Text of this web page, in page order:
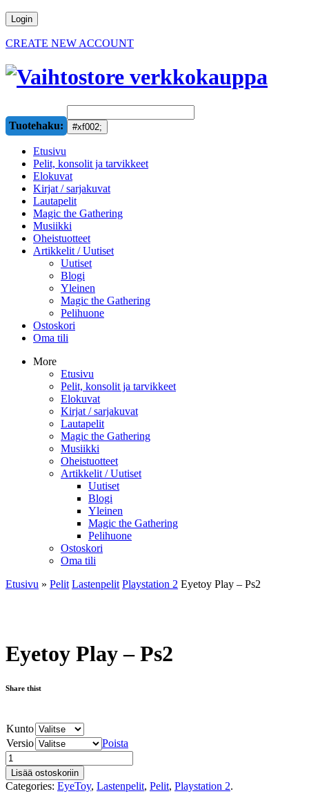
CREATE NEW ACCOUNT
Tuotehaku:
Etusivu
Pelit, konsolit ja tarvikkeet
Elokuvat
Kirjat / sarjakuvat
Lautapelit
Magic the Gathering
Musiikki
Oheistuotteet
Artikkelit / Uutiset
Uutiset
Blogi
Yleinen
Magic the Gathering
Pelihuone
Ostoskori
Oma tili
More
Etusivu
Pelit, konsolit ja tarvikkeet
Elokuvat
Kirjat / sarjakuvat
Lautapelit
Magic the Gathering
Musiikki
Oheistuotteet
Artikkelit / Uutiset
Uutiset
Blogi
Yleinen
Magic the Gathering
Pelihuone
Ostoskori
Oma tili
Etusivu » Pelit Lastenpelit Playstation 2 Eyetoy Play – Ps2
Eyetoy Play – Ps2
Share thist
Kunto
Versio
Poista
Lisää ostoskoriin
Categories: EyeToy, Lastenpelit, Pelit, Playstation 2.